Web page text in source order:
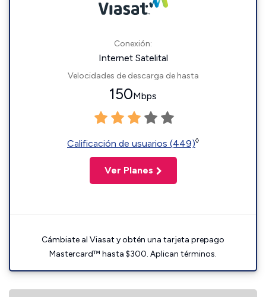
Conexión:
Internet Satelital
Velocidades de descarga de hasta
150Mbps
Calificación de usuarios (449)◊
Ver Planes
Cámbiate al Viasat y obtén una tarjeta prepago
Mastercard™ hasta $300. Aplican términos.